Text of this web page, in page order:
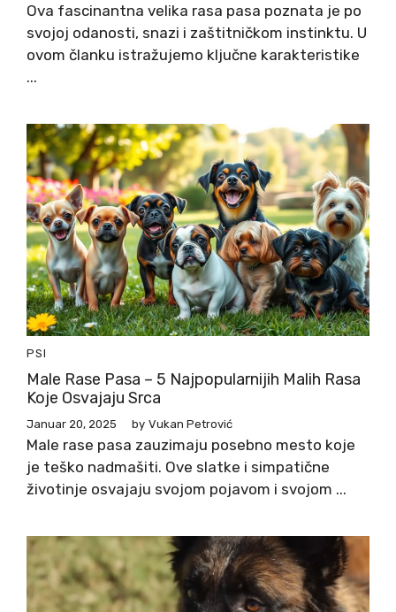
Ova fascinantna velika rasa pasa poznata je po
svojoj odanosti, snazi i zaštitničkom instinktu. U
ovom članku istražujemo ključne karakteristike
...
PSI
Male Rase Pasa – 5 Najpopularnijih Malih Rasa
Koje Osvajaju Srca
Januar 20, 2025 by Vukan Petrović
Male rase pasa zauzimaju posebno mesto koje
je teško nadmašiti. Ove slatke i simpatične
životinje osvajaju svojom pojavom i svojom ...